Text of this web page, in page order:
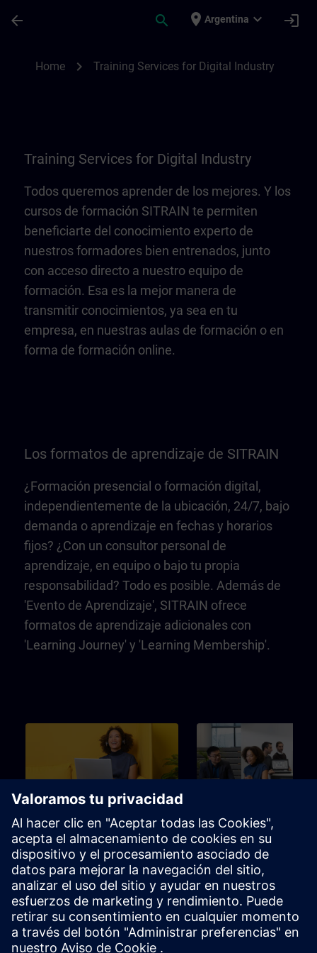
arrow_back search place Argentina expand_more login
Home chevron_right Training Services for Digital Industry
Training Services for Digital Industry
Todos queremos aprender de los mejores. Y los
cursos de formación SITRAIN te permiten
beneficiarte del conocimiento experto de
nuestros formadores bien entrenados, junto
con acceso directo a nuestro equipo de
formación. Esa es la mejor manera de
transmitir conocimientos, ya sea en tu
empresa, en nuestras aulas de formación o en
forma de formación online.
Los formatos de aprendizaje de SITRAIN
¿Formación presencial o formación digital,
independientemente de la ubicación, 24/7, bajo
demanda o aprendizaje en fechas y horarios
fijos? ¿Con un consultor personal de
aprendizaje, en equipo o bajo tu propia
responsabilidad? Todo es posible. Además de
'Evento de Aprendizaje', SITRAIN ofrece
formatos de aprendizaje adicionales con
'Learning Journey' y 'Learning Membership'.
Principiante 3m
SITRAIN – Características y
diferenciación de los
formatos de aprendizaje
Encuentra el formato de
aprendizaje adecuado para tus
necesidades
Folleto
Principiante
Learning Event
La elección perfecta para
un objetivo de aprendizaje
específico en el menor
posible.
Canal